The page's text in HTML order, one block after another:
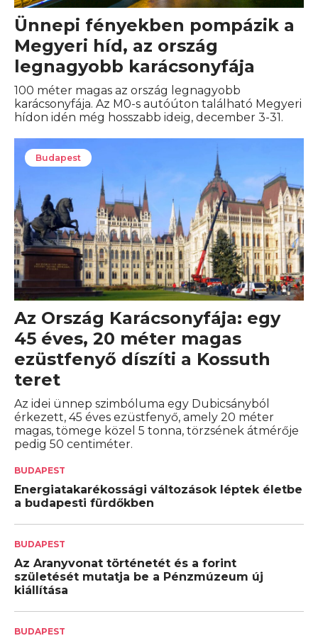
Ünnepi fényekben pompázik a
Megyeri híd, az ország
legnagyobb karácsonyfája
100 méter magas az ország legnagyobb
karácsonyfája. Az M0-s autóúton található Megyeri
hídon idén még hosszabb ideig, december 3-31.
Budapest
Az Ország Karácsonyfája: egy
45 éves, 20 méter magas
ezüstfenyő díszíti a Kossuth
teret
Az idei ünnep szimbóluma egy Dubicsányból
érkezett, 45 éves ezüstfenyő, amely 20 méter
magas, tömege közel 5 tonna, törzsének átmérője
pedig 50 centiméter.
BUDAPEST
Energiatakarékossági változások léptek életbe
a budapesti fürdőkben
BUDAPEST
Az Aranyvonat történetét és a forint
születését mutatja be a Pénzmúzeum új
kiállítása
BUDAPEST